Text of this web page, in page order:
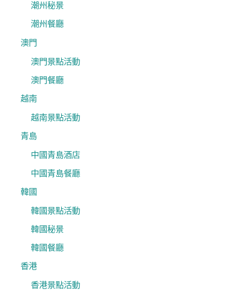
潮州秘景
潮州餐廳
澳門
澳門景點活動
澳門餐廳
越南
越南景點活動
青島
中國青島酒店
中國青島餐廳
韓國
韓國景點活動
韓國秘景
韓國餐廳
香港
香港景點活動